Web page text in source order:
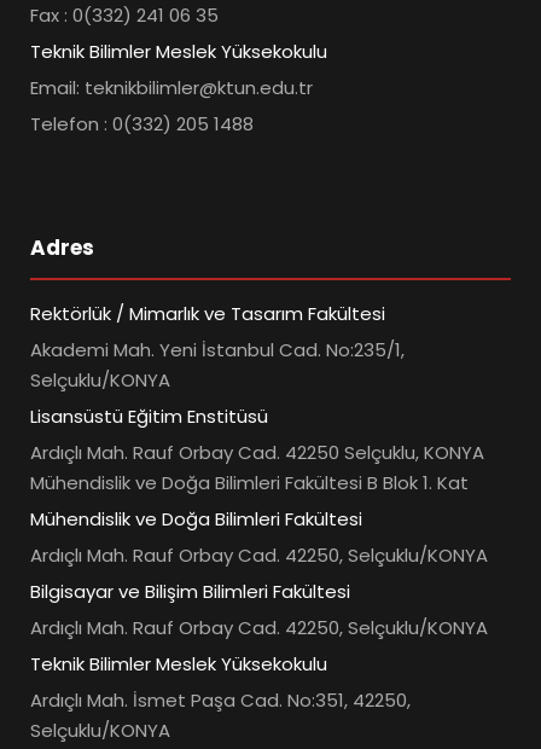
Fax : 0(332) 241 06 35
Teknik Bilimler Meslek Yüksekokulu
Email: teknikbilimler@ktun.edu.tr
Telefon : 0(332) 205 1488
Adres
Rektörlük / Mimarlık ve Tasarım Fakültesi
Akademi Mah. Yeni İstanbul Cad. No:235/1,
Selçuklu/KONYA
Lisansüstü Eğitim Enstitüsü
Ardıçlı Mah. Rauf Orbay Cad. 42250 Selçuklu, KONYA
Mühendislik ve Doğa Bilimleri Fakültesi B Blok 1. Kat
Mühendislik ve Doğa Bilimleri Fakültesi
Ardıçlı Mah. Rauf Orbay Cad. 42250, Selçuklu/KONYA
Bilgisayar ve Bilişim Bilimleri Fakültesi
Ardıçlı Mah. Rauf Orbay Cad. 42250, Selçuklu/KONYA
Teknik Bilimler Meslek Yüksekokulu
Ardıçlı Mah. İsmet Paşa Cad. No:351, 42250,
Selçuklu/KONYA